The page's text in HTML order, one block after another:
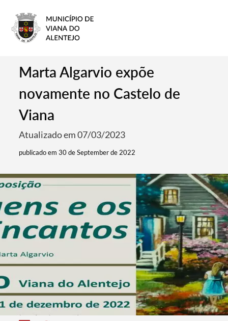
Marta Algarvio expõe
novamente no Castelo de
Viana
Atualizado em 07/03/2023
publicado em 30 de September de 2022